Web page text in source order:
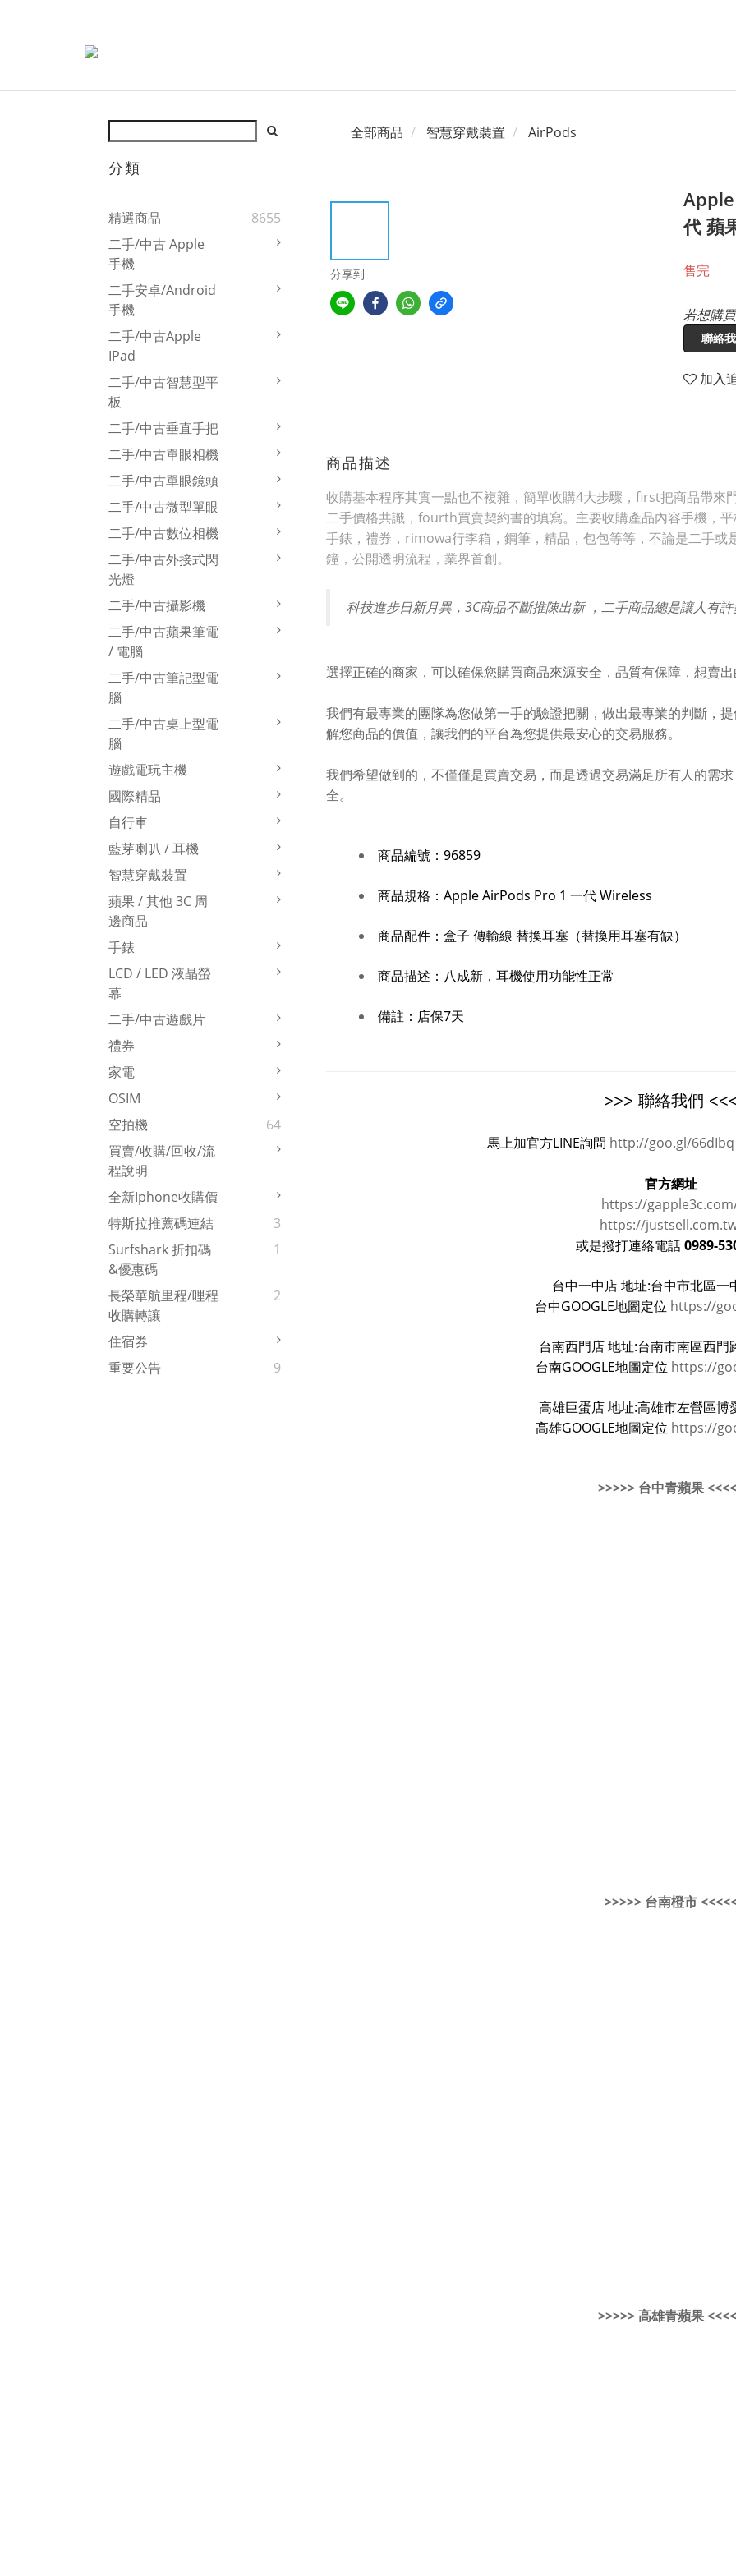
分類
精選商品
8655
二手/中古 Apple
手機
二手安卓/Android
手機
二手/中古Apple
IPad
二手/中古智慧型平
板
二手/中古垂直手把
二手/中古單眼相機
二手/中古單眼鏡頭
二手/中古微型單眼
二手/中古數位相機
二手/中古外接式閃
光燈
二手/中古攝影機
二手/中古蘋果筆電
/ 電腦
二手/中古筆記型電
腦
二手/中古桌上型電
腦
遊戲電玩主機
國際精品
自行車
藍芽喇叭 / 耳機
智慧穿戴裝置
蘋果 / 其他 3C 周
邊商品
手錶
LCD / LED 液晶螢
幕
二手/中古遊戲片
禮券
家電
OSIM
空拍機
64
買賣/收購/回收/流
程說明
全新iphone收購價
特斯拉推薦碼連結
3
Surfshark 折扣碼
&優惠碼
1
長榮華航里程/哩程
收購轉讓
2
住宿券
重要公告
9
全部商品 智慧穿戴裝置 AirPods
分享到
代 蘋
售完
若想購
聯絡
加入
商品描述
收購基本程序其實一點也不複雜，簡單收購4大步驟，first把商品帶
二手價格共識，fourth買賣契約書的填寫。主要收購產品內容手機，
手錶，禮券，rimowa行李箱，鋼筆，精品，包包等等，不論是二手或
鐘，公開透明流程，業界首創。
科技進步日新月異，3C商品不斷推陳出新 ，二手商品總是讓人有
選擇正確的商家，可以確保您購買商品來源安全，品質有保障，想賣
我們有最專業的團隊為您做第一手的驗證把關，做出最專業的判斷，
解您商品的價值，讓我們的平台為您提供最安心的交易服務。
我們希望做到的，不僅僅是買賣交易，而是透過交易滿足所有人的需
全。
商品編號： 96859
商品規格： Apple AirPods Pro 1 一代Wireless
商品配件： 盒子 傳輸線 替換耳塞（替換用耳塞有缺）
商品描述： 八成新，耳機使用功能性正常
備註： 店保7天
>>> 聯絡我們
馬上加官方LINE詢問 http://goo.gl/66dIbq
官方網址
https://
https://
或是撥打連絡電話 0989-
台中一中店 地址:台中市北區一
台中GOOGLE地圖定位 https://
台南西門店 地址:台南市南區西門
台南GOOGLE地圖定位 https://
高雄巨蛋店 地址:高雄市左營區博
高雄GOOGLE地圖定位 https://
>>>>> 台中青蘋果
>>>>> 台南橙市
>>>>> 高雄青蘋果